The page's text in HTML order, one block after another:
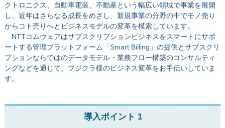
クトロニクス、自動車電装、不動産という幅広い領域で事業を展開
し、近年はさらなる成長をめざし、新規事業の分野の中でモノ売り
からコト売りへとビジネスモデルの変革を模索しています。
NTTコムウェアはサブスクリプションビジネスをスマートにサポ
ートする管理プラットフォーム 「Smart Billing」 の提供とサブスクリ
プションならではのデータモデル・業務フロー構築のコンサルティ
ングなどを通じて、フジクラ様のビジネス変革をお手伝いしていま
す。
導入ポイント 1